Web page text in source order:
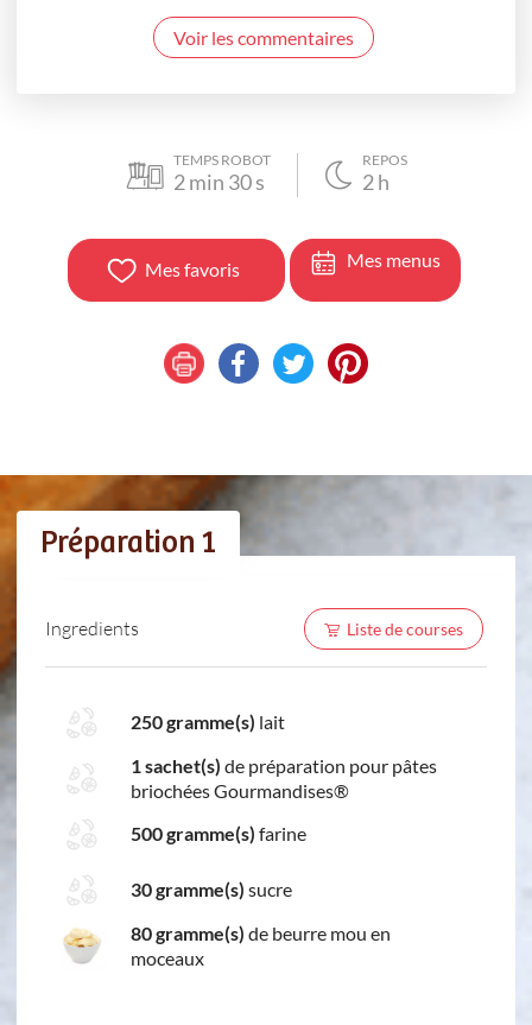
Voir les commentaires
TEMPS ROBOT
2min 30s
REPOS
2h
Mes favoris Mes menus
Préparation 1
Ingredients Liste de courses
250 gramme(s) lait
1 sachet(s) de préparation pour pâtes
briochées Gourmandises®
500 gramme(s) farine
30 gramme(s) sucre
80 gramme(s) de beurre mou en
moceaux